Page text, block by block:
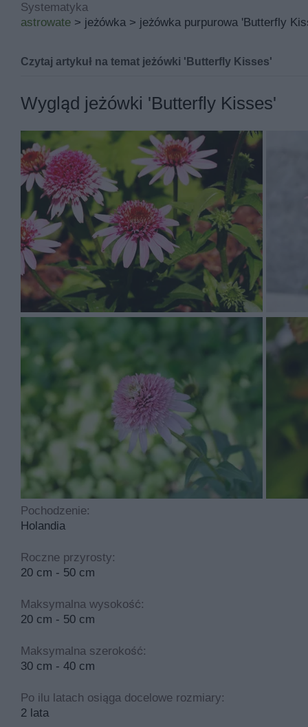
Systematyka
astrowate > jeżówka > jeżówka purpurowa 'Butterfly
Czytaj artykuł na temat jeżówki 'Butterfly Kisses'
Jeżówka purpurowa 'Butterfly Kisses' znana pod
Jej miejsce pochodzenia to Holandia, a w polskich
skalny i ogród naturalny.
Podstawowymi walorami jeżówki 'butterfly kisses' są
butterfly kisses jest niejadalna.
Jeżówka butterfly kisses rośnie rocznie od 20 do 50
kisses' jest wyprostowany, kępiasty i wzniesiony.
Jeżówka butterfly kisses ma kwiaty w kolorach
jajowate
Jeżówka butterfly kisses to roślina, którą sadzimy w
Idealny odczyn gleby to obojętny lub lekko kwaśny.
Najczęściej spotykane choroby dotykające tą roślinę
nawożenia i potrzebuje cyklicznego przycinania.
Wygląd jeżówki 'Butterfly Kisses'
Pochodzenie:
Holandia
Roczne przyrosty:
20 cm - 50 cm
Maksymalna wysokość:
20 cm - 50 cm
Maksymalna szerokość:
30 cm - 40 cm
Po ilu latach osiąga docelowe rozmiary:
2 lata